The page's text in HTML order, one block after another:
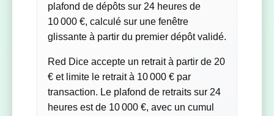
plafond de dépôts sur 24 heures de
10 000 €, calculé sur une fenêtre
glissante à partir du premier dépôt validé.
Red Dice accepte un retrait à partir de 20
€ et limite le retrait à 10 000 € par
transaction. Le plafond de retraits sur 24
heures est de 10 000 €, avec un cumul